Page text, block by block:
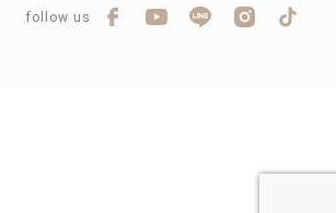
follow us